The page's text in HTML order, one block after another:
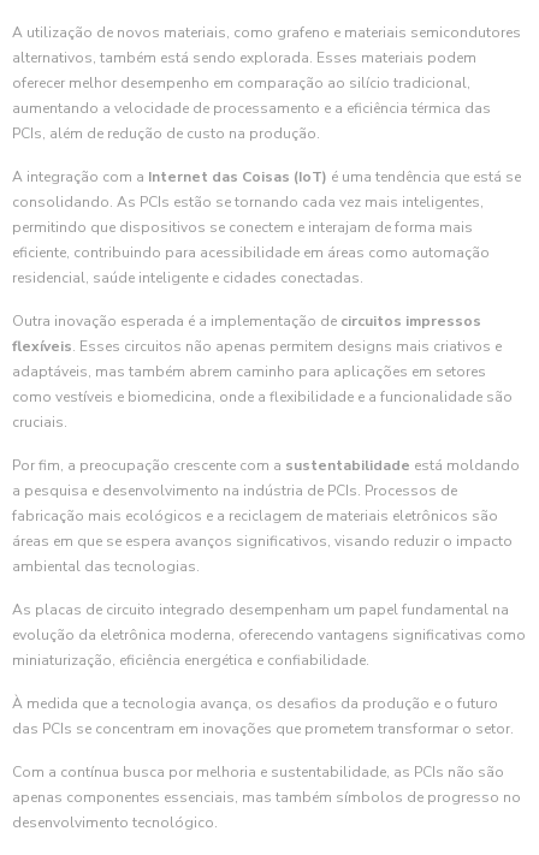
A utilização de novos materiais, como grafeno e materiais semicondutores
alternativos, também está sendo explorada. Esses materiais podem
oferecer melhor desempenho em comparação ao silício tradicional,
aumentando a velocidade de processamento e a eficiência térmica das
PCIs, além de redução de custo na produção.
A integração com a Internet das Coisas (IoT) é uma tendência que está se
consolidando. As PCIs estão se tornando cada vez mais inteligentes,
permitindo que dispositivos se conectem e interajam de forma mais
eficiente, contribuindo para acessibilidade em áreas como automação
residencial, saúde inteligente e cidades conectadas.
Outra inovação esperada é a implementação de circuitos impressos
flexíveis. Esses circuitos não apenas permitem designs mais criativos e
adaptáveis, mas também abrem caminho para aplicações em setores
como vestíveis e biomedicina, onde a flexibilidade e a funcionalidade são
cruciais.
Por fim, a preocupação crescente com a sustentabilidade está moldando
a pesquisa e desenvolvimento na indústria de PCIs. Processos de
fabricação mais ecológicos e a reciclagem de materiais eletrônicos são
áreas em que se espera avanços significativos, visando reduzir o impacto
ambiental das tecnologias.
As placas de circuito integrado desempenham um papel fundamental na
evolução da eletrônica moderna, oferecendo vantagens significativas como
miniaturização, eficiência energética e confiabilidade.
À medida que a tecnologia avança, os desafios da produção e o futuro
das PCIs se concentram em inovações que prometem transformar o setor.
Com a contínua busca por melhoria e sustentabilidade, as PCIs não são
apenas componentes essenciais, mas também símbolos de progresso no
desenvolvimento tecnológico.